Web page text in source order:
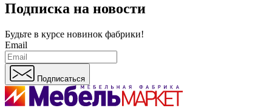
Подписка на новости
Будьте в курсе новинок фабрики!
Email
Подписаться